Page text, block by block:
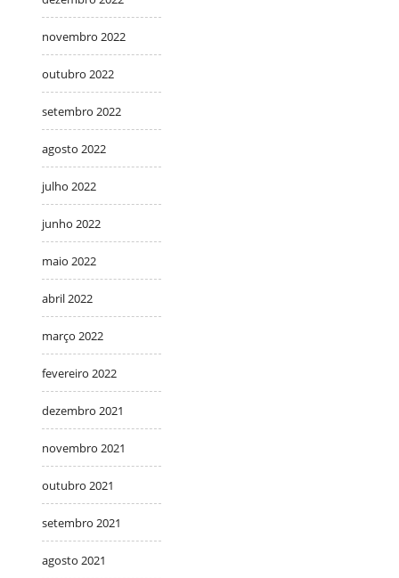
novembro 2022
outubro 2022
setembro 2022
agosto 2022
julho 2022
junho 2022
maio 2022
abril 2022
março 2022
fevereiro 2022
dezembro 2021
novembro 2021
outubro 2021
setembro 2021
agosto 2021